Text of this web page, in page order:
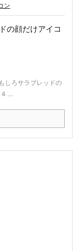
ン
の顔だけアイコ
しろサラブレッドの
4 ...